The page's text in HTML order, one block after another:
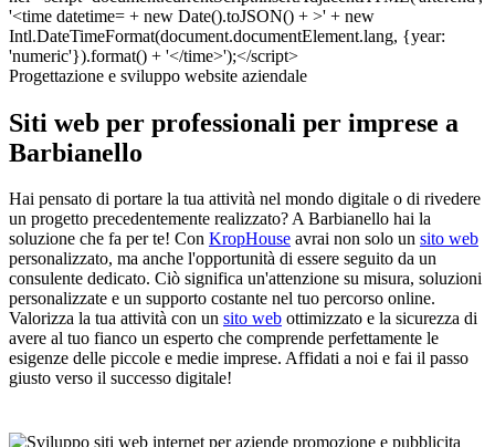
Progettazione e sviluppo website aziendale
Siti web per professionali per imprese a
Barbianello
Hai pensato di portare la tua attività nel mondo digitale o di rivedere
un progetto precedentemente realizzato? A Barbianello hai la
soluzione che fa per te! Con KropHouse avrai non solo un sito web
personalizzato, ma anche l'opportunità di essere seguito da un
consulente dedicato. Ciò significa un'attenzione su misura, soluzioni
personalizzate e un supporto costante nel tuo percorso online.
Valorizza la tua attività con un sito web ottimizzato e la sicurezza di
avere al tuo fianco un esperto che comprende perfettamente le
esigenze delle piccole e medie imprese. Affidati a noi e fai il passo
giusto verso il successo digitale!